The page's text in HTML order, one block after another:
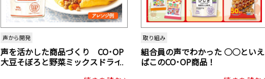
声から開発
声を活かした商品づくり CO･OP
大豆そぼろと野菜ミックスドライ
取り組み
組合員の声でわかった ○○といえ
ばこのCO･OP商品！